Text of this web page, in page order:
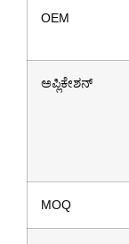
OEM
ಅಪ್ಲಿಕೇಶನ್
MOQ